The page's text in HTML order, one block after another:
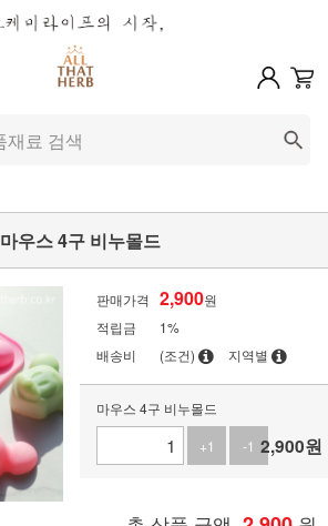
마우스 4구 비누몰드
판매가격 2,900원
적립금
1%
배송비
(조건) 지역별
마우스 4구 비누몰드
+1
-1 2,900원